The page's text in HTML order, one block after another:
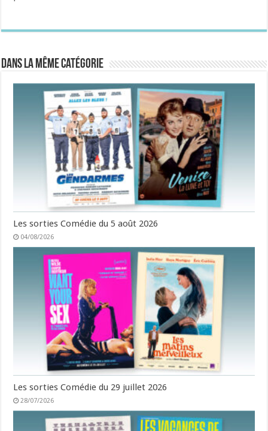
Dans la même catégorie
Les sorties Comédie du 5 août 2026
04/08/2026
Les sorties Comédie du 29 juillet 2026
28/07/2026